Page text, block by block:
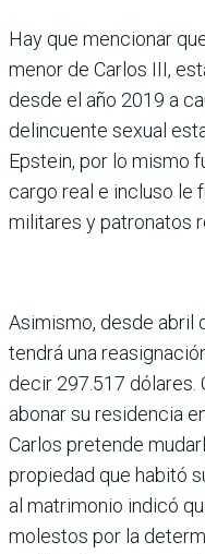
Hay que mencionar
menor de Carlos III,
desde el año 2019 a
delincuente sexual
Epstein, por lo mismo
cargo real e incluso le
militares y patronatos
Asimismo, desde abril
tendrá una
decir 297.517 dólares.
abonar su residencia
Carlos pretende
propiedad que habitó
al matrimonio indicó
molestos por la